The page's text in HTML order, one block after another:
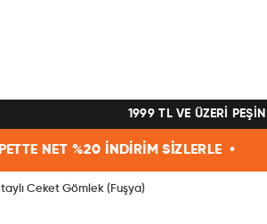
1999 TL VE ÜZERİ
SİZLERLE • SEPETTE
Ceket Gömlek (Fuşya)